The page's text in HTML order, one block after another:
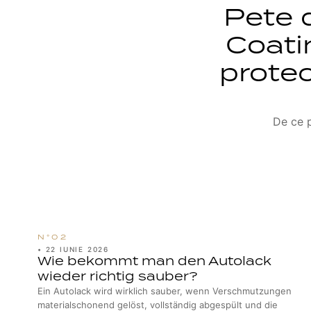
Pete
De ce
• 22 IUNIE 2026
Wie bekommt man den Autolack
wieder richtig sauber?
Ein Autolack wird wirklich sauber, wenn Verschmutzungen
materialschonend gelöst, vollständig abgespült und die